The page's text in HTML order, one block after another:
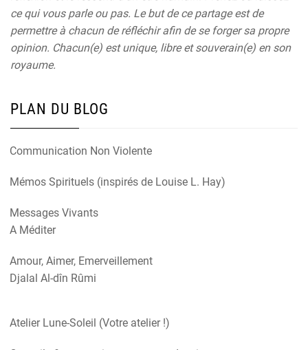
ce qui vous parle ou pas. Le but de ce partage est de
permettre à chacun de réfléchir afin de se forger sa propre
opinion. Chacun(e) est unique, libre et souverain(e) en son
royaume.
PLAN DU BLOG
Communication Non Violente
Mémos Spirituels (inspirés de Louise L. Hay)
Messages Vivants
A Méditer
Amour, Aimer, Emerveillement
Djalal Al-dîn Rûmi
Atelier Lune-Soleil (Votre atelier !)